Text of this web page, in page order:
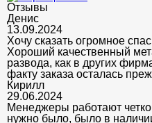
Отзывы
Денис
13.09.2024
Хочу сказать огромное
Хороший качественный
развода, как в других
факту заказа осталась
Кирилл
29.06.2024
Менеджеры работают
нужно было, было в